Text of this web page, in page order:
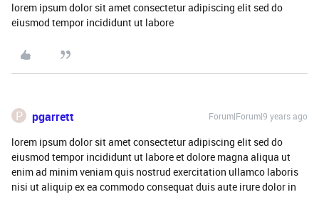
lorem ipsum dolor sit amet consectetur adipiscing elit sed do
eiusmod tempor incididunt ut labore
P pgarrett Forum|Forum|9 years ago
lorem ipsum dolor sit amet consectetur adipiscing elit sed do
eiusmod tempor incididunt ut labore et dolore magna aliqua ut
enim ad minim veniam quis nostrud exercitation ullamco laboris
nisi ut aliquip ex ea commodo consequat duis aute irure dolor in